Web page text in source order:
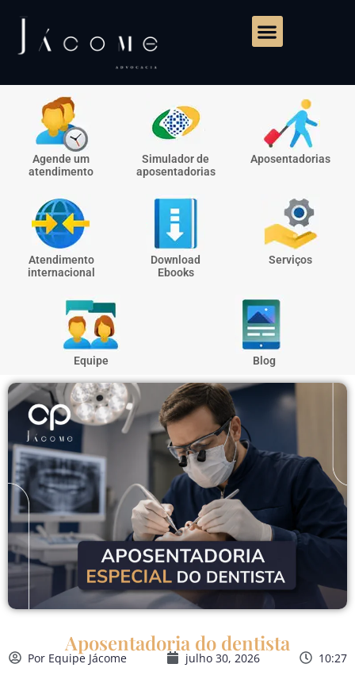
Agende um
atendimento
Simulador de
aposentadorias
Aposentadorias
Atendimento
internacional
Download
Ebooks
Serviços
Equipe Blog
Aposentadoria do dentista
PorEquipe Jácome julho 30, 2026 10:27